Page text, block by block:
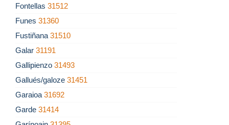
Fontellas 31512
Funes 31360
Fustiñana 31510
Galar 31191
Gallipienzo 31493
Gallués/galoze 31451
Garaioa 31692
Garde 31414